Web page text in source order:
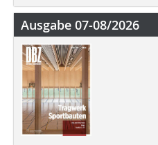
Ausgabe 07-08/2026